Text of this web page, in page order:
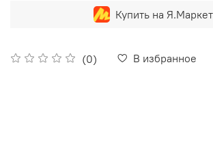
(0) В избранное
Купить на Я.Маркет